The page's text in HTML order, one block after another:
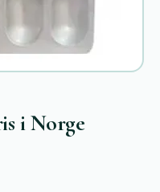
i Norge